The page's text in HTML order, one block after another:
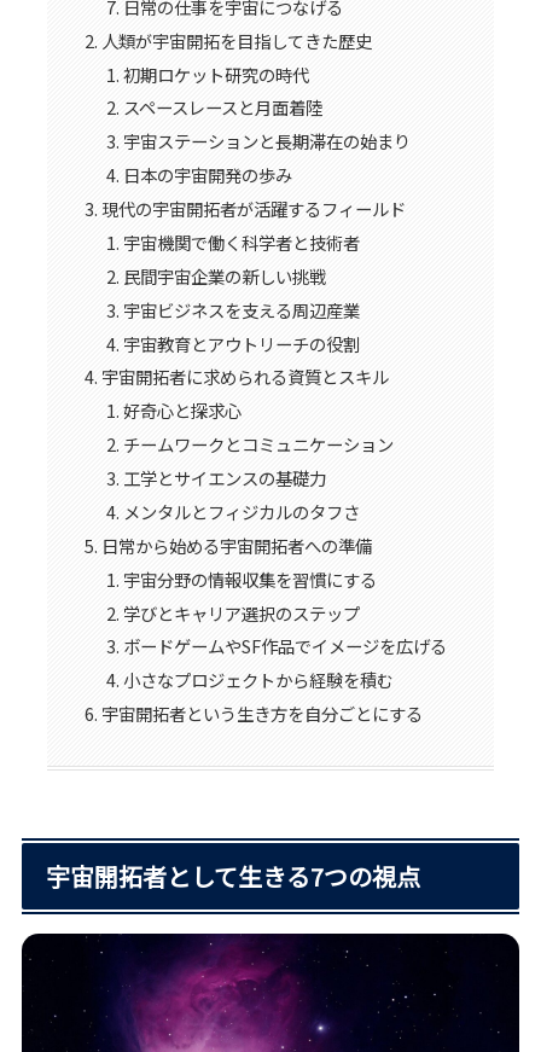
日常の仕事を宇宙につなげる
人類が宇宙開拓を目指してきた歴史
初期ロケット研究の時代
スペースレースと月面着陸
宇宙ステーションと長期滞在の始まり
日本の宇宙開発の歩み
現代の宇宙開拓者が活躍するフィールド
宇宙機関で働く科学者と技術者
民間宇宙企業の新しい挑戦
宇宙ビジネスを支える周辺産業
宇宙教育とアウトリーチの役割
宇宙開拓者に求められる資質とスキル
好奇心と探求心
チームワークとコミュニケーション
工学とサイエンスの基礎力
メンタルとフィジカルのタフさ
日常から始める宇宙開拓者への準備
宇宙分野の情報収集を習慣にする
学びとキャリア選択のステップ
ボードゲームやSF作品でイメージを広げる
小さなプロジェクトから経験を積む
宇宙開拓者という生き方を自分ごとにする
宇宙開拓者として生きる7つの視点